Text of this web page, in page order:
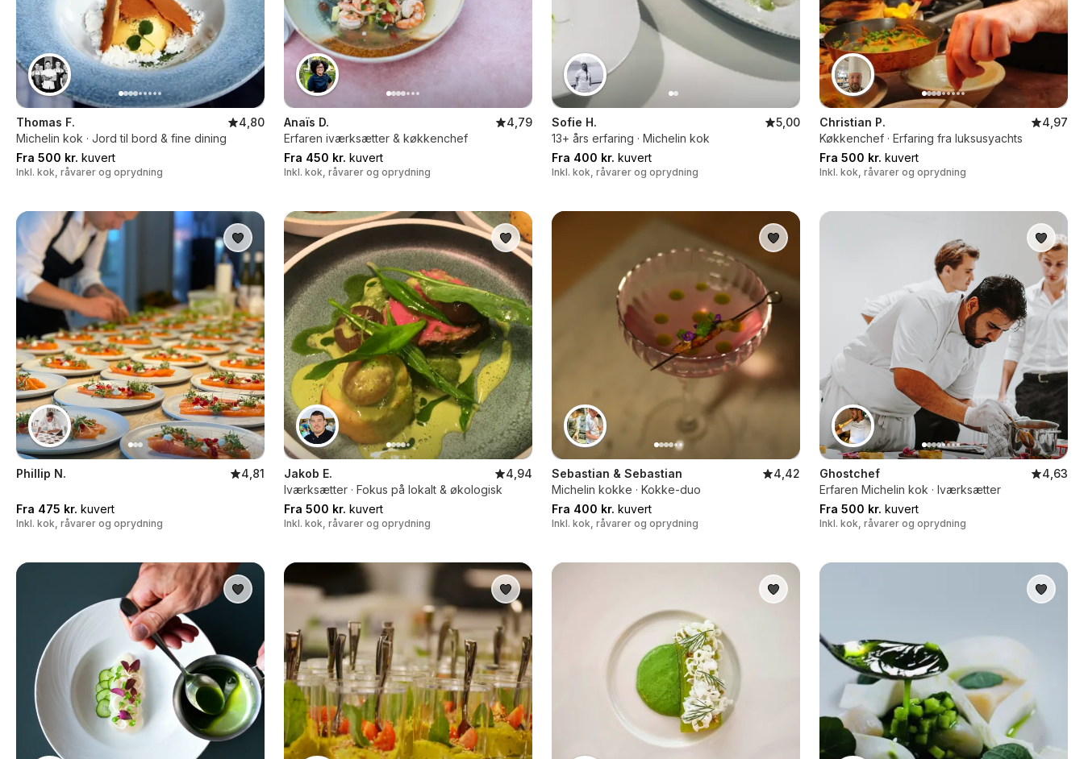
Thomas F.
4,80
Michelin kok · Jord til bord & fine dining
Fra 500 kr. kuvert
Inkl. kok, råvarer og oprydning
Anaïs D.
4,79
Erfaren iværksætter & køkkenchef
Fra 450 kr. kuvert
Inkl. kok, råvarer og oprydning
Sofie H.
5,00
13+ års erfaring · Michelin kok
Fra 400 kr. kuvert
Inkl. kok, råvarer og oprydning
Christian P.
4,97
Køkkenchef · Erfaring fra luksusyachts
Fra 500 kr. kuvert
Inkl. kok, råvarer og oprydning
Phillip N. 4,81
Fra 475 kr. kuvert
Inkl. kok, råvarer og oprydning
Jakob E.
4,94
Iværksætter · Fokus på lokalt & økologisk
Fra 500 kr. kuvert
Inkl. kok, råvarer og oprydning
Sebastian & Sebastian
4,42
Michelin kokke · Kokke-duo
Fra 400 kr. kuvert
Inkl. kok, råvarer og oprydning
Ghostchef
4,63
Erfaren Michelin kok · Iværksætter
Fra 500 kr. kuvert
Inkl. kok, råvarer og oprydning